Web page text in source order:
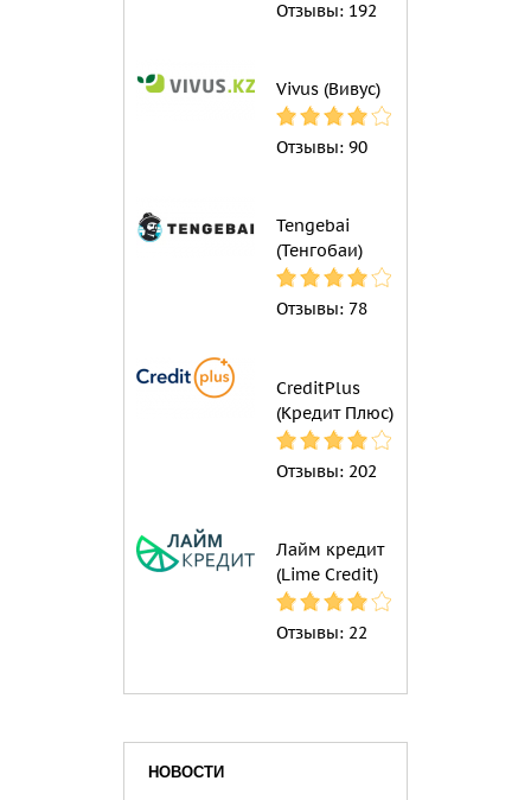
Отзывы: 192
Vivus (Вивус)
Отзывы: 90
Tengebai
(Тенгобаи)
Отзывы: 78
CreditPlus
(Кредит Плюс)
Отзывы: 202
Лайм кредит
(Lime Credit)
Отзывы: 22
НОВОСТИ